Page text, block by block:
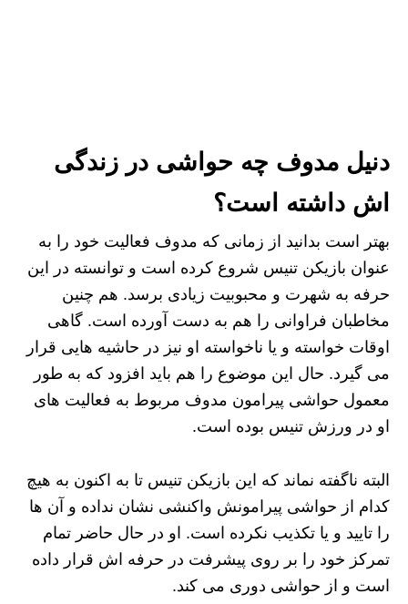
دنیل مدوف چه حواشی در زندگی
اش داشته است؟
بهتر است بدانید از زمانی که مدوف فعالیت خود را به
عنوان بازیکن تنیس شروع کرده است و توانسته در این
حرفه به شهرت و محبوبیت زیادی برسد. هم چنین
مخاطبان فراوانی را هم به دست آورده است. گاهی
اوقات خواسته و یا ناخواسته او نیز در حاشیه‌ هایی قرار
می‌ گیرد. حال این موضوع را هم باید افزود که به طور
معمول حواشی پیرامون مدوف مربوط به فعالیت‌ های
او در ورزش تنیس بوده است.
البته ناگفته نماند که این بازیکن تنیس تا به اکنون به هیچ
کدام از حواشی پیرامونش واکنشی نشان نداده و آن ها
را تایید و یا تکذیب نکرده است. او در حال حاضر تمام
تمرکز خود را بر روی پیشرفت در حرفه‌ اش قرار داده
است و از حواشی دوری می کند.